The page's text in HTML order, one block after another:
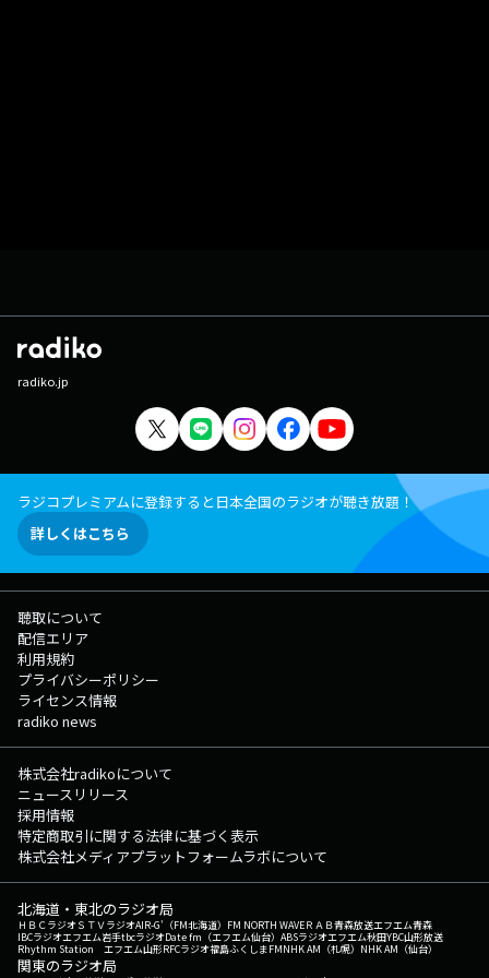
radiko.jp
ラジコプレミアムに登録すると日本全国のラジオが聴き放題！
詳しくはこちら
聴取について
配信エリア
利用規約
プライバシーポリシー
ライセンス情報
radiko news
株式会社radikoについて
ニュースリリース
採用情報
特定商取引に関する法律に基づく表示
株式会社メディアプラットフォームラボについて
北海道・東北のラジオ局
ＨＢＣラジオＳＴＶラジオAIR-G'（FM北海道） FM NORTH WAVEＲＡＢ青森放送エフエム青森
IBCラジオエフエム岩手tbcラジオDate fm（エフエム仙台） ABSラジオエフエム秋田YBC山形放送
Rhythm Station エフエム山形RFCラジオ福島ふくしまFMNHK AM（札幌） NHK AM（仙台）
関東のラジオ局